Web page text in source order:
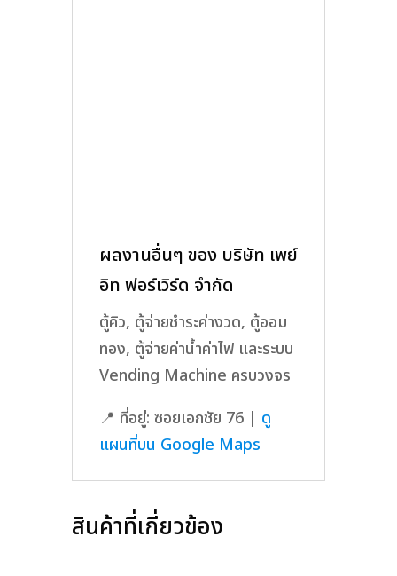
ผลงานอื่นๆ ของ บริษัท เพย์
อิท ฟอร์เวิร์ด จำกัด
ตู้คิว, ตู้จ่ายชำระค่างวด, ตู้ออม
ทอง, ตู้จ่ายค่าน้ำค่าไฟ และระบบ
Vending Machine ครบวงจร
📍 ที่อยู่: ซอยเอกชัย 76 | ดู
แผนที่บน Google Maps
สินค้าที่เกี่ยวข้อง